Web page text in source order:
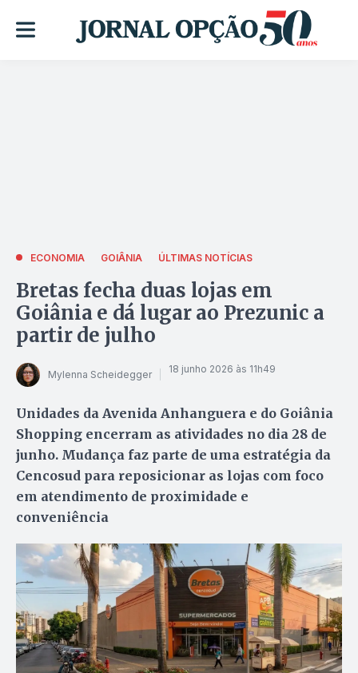
ECONOMIA GOIÂNIA ÚLTIMAS NOTÍCIAS
Bretas fecha duas lojas em
Goiânia e dá lugar ao Prezunic a
partir de julho
Mylenna Scheidegger 18 junho 2026 às 11h49
Unidades da Avenida Anhanguera e do Goiânia
Shopping encerram as atividades no dia 28 de
junho. Mudança faz parte de uma estratégia da
Cencosud para reposicionar as lojas com foco
em atendimento de proximidade e
conveniência